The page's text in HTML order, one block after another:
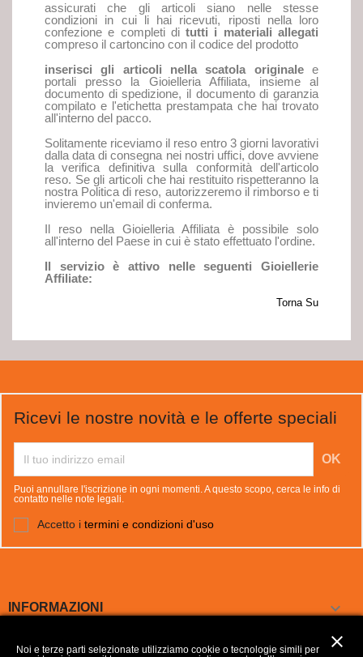
assicurati che gli articoli siano nelle stesse
condizioni in cui li hai ricevuti, riposti nella loro
confezione e completi ditutti i materiali allegati
compreso il cartoncino con il codice del prodotto
inserisci gli articoli nella scatola originalee
portali presso la Gioielleria Affiliata, insieme al
documento di spedizione, il documento di garanzia
compilato e l'etichetta prestampata che hai trovato
all'interno del pacco.
Solitamente riceviamo il reso entro 3 giorni lavorativi
dalla data di consegna nei nostri uffici, dove avviene
la verifica definitiva sulla conformità dell'articolo
reso. Se gli articoli che hai restituito rispetteranno la
nostra Politica di reso, autorizzeremo il rimborso e ti
invieremo un'email di conferma.
Il reso nella Gioielleria Affiliata è possibile solo
all'interno del Paese in cui è stato effettuato l'ordine.
Il servizio è attivo nelle seguenti Gioiellerie
Affiliate:
Torna Su
Ricevi le nostre novità e le offerte speciali
Puoi annullare l'iscrizione in ogni momenti. A questo scopo, cerca le info di
contatto nelle note legali.
Accetto i termini e condizioni d'uso
INFORMAZIONI 
LA NOSTRA AZIENDA 
close
Noi e terze parti selezionate utilizziamo cookie o tecnologie simili per